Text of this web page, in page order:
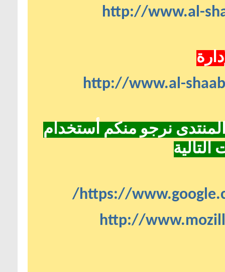
http://
http://
منكم أستخدام
https://
http://